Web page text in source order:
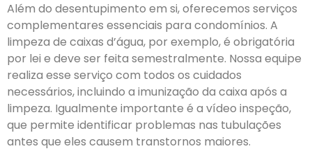
Além do desentupimento em si, oferecemos serviços
complementares essenciais para condomínios. A
limpeza de caixas d’água, por exemplo, é obrigatória
por lei e deve ser feita semestralmente. Nossa equipe
realiza esse serviço com todos os cuidados
necessários, incluindo a imunização da caixa após a
limpeza. Igualmente importante é a vídeo inspeção,
que permite identificar problemas nas tubulações
antes que eles causem transtornos maiores.